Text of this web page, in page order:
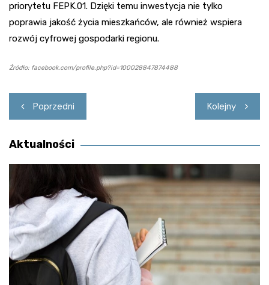
priorytetu FEPK.01. Dzięki temu inwestycja nie tylko
poprawia jakość życia mieszkańców, ale również wspiera
rozwój cyfrowej gospodarki regionu.
Źródło: facebook.com/profile.php?id=100028847874488
Nawigacja
wpisu
Poprzedni Kolejny
Aktualności